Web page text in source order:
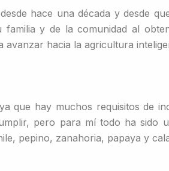
hace una década y desde
y de la comunidad al
hacia la agricultura
que hay muchos requisitos de
pero para mí todo ha sido
pepino, zanahoria, papaya y